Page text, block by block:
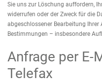
Sie uns zur Löschung auffordern,
widerrufen oder der Zweck für die
abgeschlossener Bearbeitung
Bestimmungen – insbesondere
Anfrage per E-
Telefax